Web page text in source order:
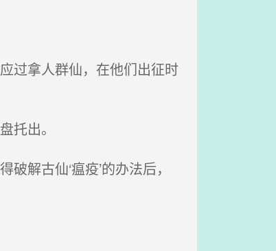
过拿人群仙，在他们出征时
托出。
解古仙‘瘟疫’的办法后，